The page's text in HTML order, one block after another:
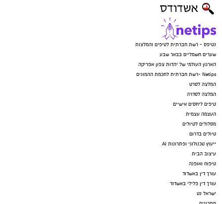
נטיפס - רשת חברתית לטיפים והמלצות
שערים חשמליים בבאר שבע
הארגון העולמי של יהדות צפון אפריקה
Netips -רשת חברתית לחכמת ההמונים
המלצה לסרט
המלצה לסדרה
טיפים ליחסים אישיים
העצמה עצמית
מסלולים לטיולים
טיולים בדרום
ייעוץ טכנולוגי ופתרונות AI
עיצוב הבית
טיפוח ואופנה
עורך דין באשדוד
עורך דין פלילי באשדוד
ישראל נט